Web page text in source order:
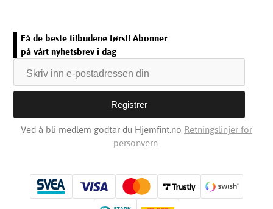
Få de beste tilbudene først! Abonner
på vårt nyhetsbrev i dag
Ved å bli medlem godtar du Hjemfint.no Retningslinjer for
personvern.